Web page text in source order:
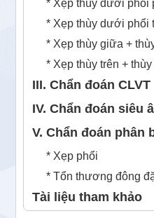
* Xẹp thùy dưới phổi
* Xẹp thùy dưới phổi
* Xẹp thùy giữa +
* Xẹp thùy trên +
III. Chẩn đoán CLVT
IV. Chẩn đoán siêu
V. Chẩn đoán phân
* Xẹp phổi
* Tổn thương đông
Tài liệu tham khảo